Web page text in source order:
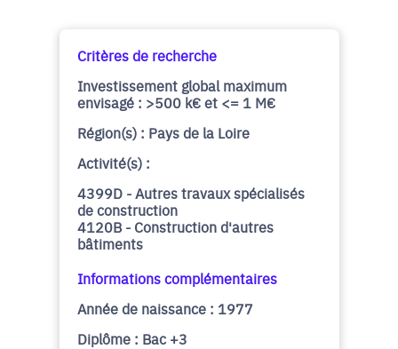
Critères de recherche
Investissement global maximum
envisagé : >500 k€ et <= 1 M€
Région(s) : Pays de la Loire
Activité(s) :
4399D - Autres travaux spécialisés
de construction
4120B - Construction d'autres
bâtiments
Informations complémentaires
Année de naissance : 1977
Diplôme : Bac +3